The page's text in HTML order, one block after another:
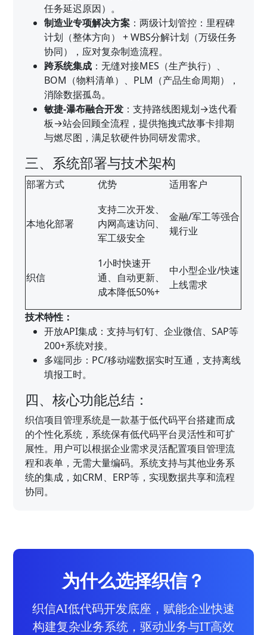
任务延迟原因）。
制造业专项解决方案 ：两级计划管控：里程碑
计划（整体方向） + WBS分解计划（万级任务
协同），应对复杂制造流程。
跨系统集成 ：无缝对接MES（生产执行）、
BOM（物料清单）、PLM（产品生命周期），
消除数据孤岛。
敏捷-瀑布融合开发 ：支持路线图规划→迭代看
板→站会回顾全流程，提供拖拽式故事卡排期
与燃尽图，满足软硬件协同研发需求。
三、系统部署与技术架构
部署方式 优势 适用客户
本地化部署
支持二次开发、
内网高速访问、
军工级安全
金融/军工等强合
规行业
织信
1小时快速开
通、自动更新、
成本降低50%+
中小型企业/快速
上线需求
技术特性：
开放API集成：支持与钉钉、企业微信、SAP等
200+系统对接。
多端同步：PC/移动端数据实时互通，支持离线
填报工时。
四、核心功能总结：
织信项目管理系统是一款基于低代码平台搭建而成
的个性化系统，系统保有低代码平台灵活性和可扩
展性。用户可以根据企业需求灵活配置项目管理流
程和表单，无需大量编码。系统支持与其他业务系
统的集成，如CRM、ERP等，实现数据共享和流程
协同。
为什么选择织信？
织信AI低代码开发底座，赋能企业快速
构建复杂业务系统，驱动业务与IT高效